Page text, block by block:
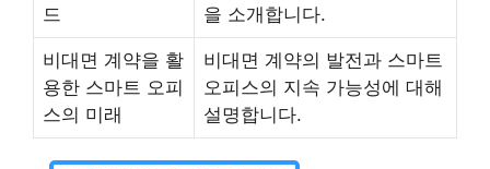
드
을 소개합니다.
비대면 계약을 활
용한 스마트 오피
스의 미래
비대면 계약의 발전과 스마트
오피스의 지속 가능성에 대해
설명합니다.